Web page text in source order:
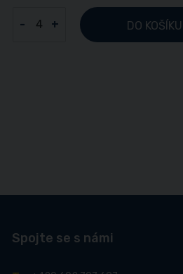
- + DO KOŠÍKU
Spojte se s námi